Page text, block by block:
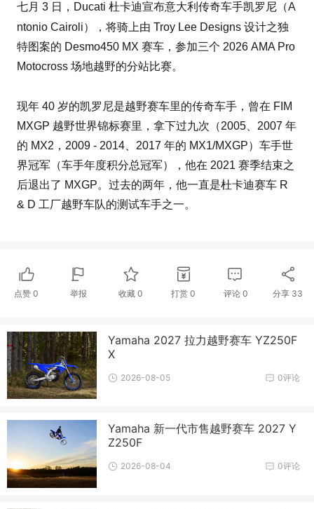
七月 3 日，Ducati 杜卡迪宣布意大利传奇车手凯罗尼（A
ntonio Cairoli），将骑上由 Troy Lee Designs 设计之独
特图案的 Desmo450 MX 赛车，参加三个 2026 AMA Pro
Motocross 场地越野的分站比赛。
现年 40 岁的凯罗尼是越野赛车里的传奇车手，曾在 FIM
MXGP 越野世界锦标赛里，拿下过九次（2005、2007 年
的 MX2，2009 - 2014、2017 年的 MX1/MXGP）车手世
界冠军（车手年度积分总冠军），他在 2021 赛季结束之
后退出了 MXGP。过去的两年，他一直是杜卡迪赛车 R
& D 工厂越野车队的测试车手之一。
点赞 0 举报 收藏0 打赏 0 评论 0 分享 33
Yamaha 2027 拉力越野赛车 YZ250F
X
0评论
2026-08-05
Yamaha 新一代市售越野赛车 2027 Y
Z250F
0评论
2026-08-04